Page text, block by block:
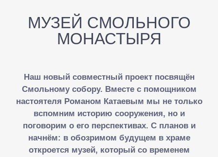
МУЗЕЙ СМОЛЬНОГО
МОНАСТЫРЯ
Наш новый совместный проект посвящён
Смольному собору. Вместе с помощником
настоятеля Романом Катаевым мы не только
вспомним историю сооружения, но и
поговорим о его перспективах. С планов и
начнём: в обозримом будущем в храме
откроется музей, который со временем